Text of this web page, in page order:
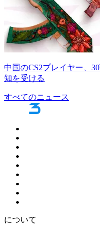
中国のCS2プレイヤー、
知を受ける
すべてのニュース
について